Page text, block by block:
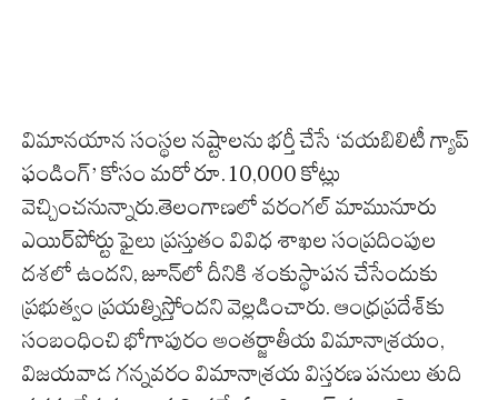
విమానయాన సంస్థల నష్టాలను భర్తీ చేసే ‘వయబిలిటీ గ్యాప్
ఫండింగ్’ కోసం మరో రూ.10,000 కోట్లు
వెచ్చించనున్నారు.తెలంగాణలో వరంగల్ మామునూరు
ఎయిర్‌పోర్టు ఫైలు ప్రస్తుతం వివిధ శాఖల సంప్రదింపుల
దశలో ఉందని, జూన్‌లో దీనికి శంకుస్థాపన చేసేందుకు
ప్రభుత్వం ప్రయత్నిస్తోందని వెల్లడించారు. ఆంధ్రప్రదేశ్‌కు
సంబంధించి భోగాపురం అంతర్జాతీయ విమానాశ్రయం,
విజయవాడ గన్నవరం విమానాశ్రయ విస్తరణ పనులు తుది